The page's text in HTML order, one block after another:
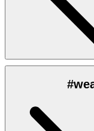
:
recycelt, 28% Viskose
:
Polyester
Ärmelfutter
: Glatte